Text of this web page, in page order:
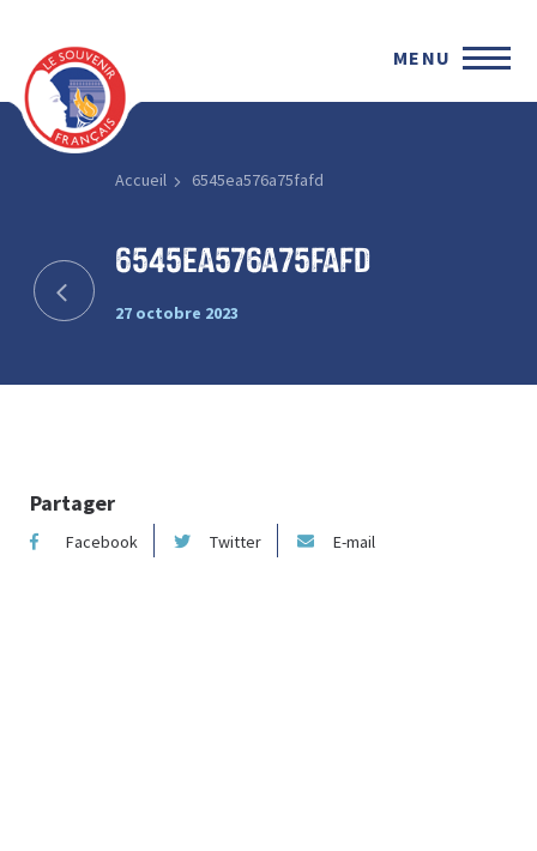
MENU
Accueil 6545ea576a75fafd
6545ea576a75fafd
27 octobre 2023
Partager
Facebook Twitter E-mail